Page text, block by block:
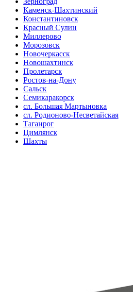
Каменск-Шахтинский
Константиновск
Красный Сулин
Миллерово
Морозовск
Новочеркасск
Новошахтинск
Пролетарск
Ростов-на-Дону
Сальск
Семикаракорск
сл. Большая Мартыновка
сл. Родионово-Несветайская
Таганрог
Цимлянск
Шахты